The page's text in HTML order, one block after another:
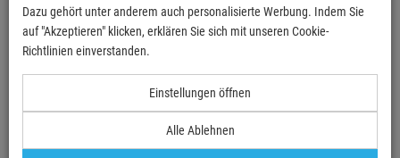
MAGIC FX Slowfall Konfetti Rund Ø 55mm -
Gelb
MFXCON02YL
Finanzierung ab1,10 EUR/ Monat
Dazu gehört unter anderem auch personalisierte Werbung. Indem Sie
auf "Akzeptieren" klicken, erklären Sie sich mit unseren Cookie-
Richtlinien einverstanden.
Einstellungen öffnen
Alle Ablehnen